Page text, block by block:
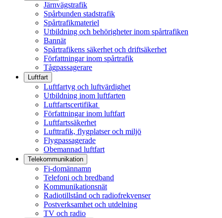
Järnvägstrafik
Spårbunden stadstrafik
Spårtrafikmateriel
Utbildning och behörigheter inom spårtrafiken
Bannät
Spårtrafikens säkerhet och driftsäkerhet
Författningar inom spårtrafik
Tågpassagerare
Luftfart
Luftfartyg och luftvärdighet
Utbildning inom luftfarten
Luftfartscertifikat
Författningar inom luftfart
Luftfartssäkerhet
Lufttrafik, flygplatser och miljö
Flygpassagerade
Obemannad luftfart
Telekommunikation
Fi-domännamn
Telefoni och bredband
Kommunikationsnät
Radiotillstånd och radiofrekvenser
Postverksamhet och utdelning
TV och radio